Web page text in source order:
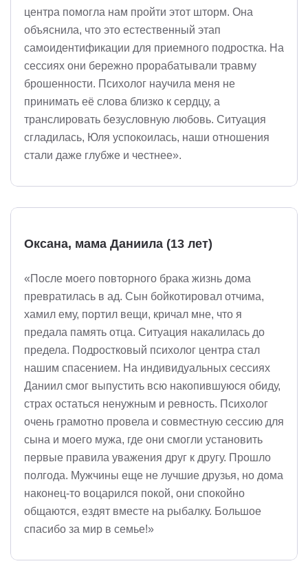
центра помогла нам пройти этот шторм. Она
объяснила, что это естественный этап
самоидентификации для приемного подростка. На
сессиях они бережно прорабатывали травму
брошенности. Психолог научила меня не
принимать её слова близко к сердцу, а
транслировать безусловную любовь. Ситуация
сгладилась, Юля успокоилась, наши отношения
стали даже глубже и честнее».
Оксана, мама Даниила (13 лет)
«После моего повторного брака жизнь дома
превратилась в ад. Сын бойкотировал отчима,
хамил ему, портил вещи, кричал мне, что я
предала память отца. Ситуация накалилась до
предела. Подростковый психолог центра стал
нашим спасением. На индивидуальных сессиях
Даниил смог выпустить всю накопившуюся обиду,
страх остаться ненужным и ревность. Психолог
очень грамотно провела и совместную сессию для
сына и моего мужа, где они смогли установить
первые правила уважения друг к другу. Прошло
полгода. Мужчины еще не лучшие друзья, но дома
наконец-то воцарился покой, они спокойно
общаются, ездят вместе на рыбалку. Большое
спасибо за мир в семье!»